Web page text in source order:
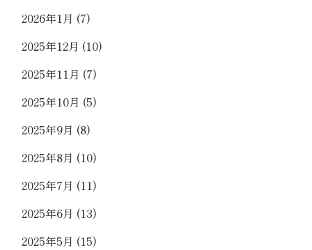
2026年1月 (7)
2025年12月 (10)
2025年11月 (7)
2025年10月 (5)
2025年9月 (8)
2025年8月 (10)
2025年7月 (11)
2025年6月 (13)
2025年5月 (15)